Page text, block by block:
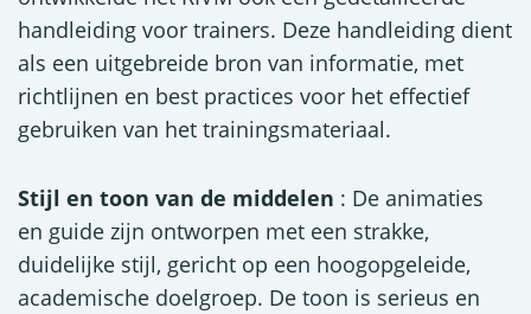
handleiding voor trainers. Deze handleiding dient
als een uitgebreide bron van informatie, met
richtlijnen en best practices voor het effectief
gebruiken van het trainingsmateriaal.
Stijl en toon van de middelen : De animaties
en guide zijn ontworpen met een strakke,
duidelijke stijl, gericht op een hoogopgeleide,
academische doelgroep. De toon is serieus en